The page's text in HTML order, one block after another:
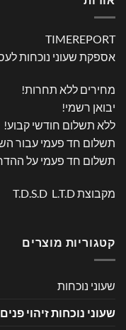
TIMEREPORT
אספקת שעוני נוכחות
מחירים ללא תחרות!
יבואן רשמי!
ללא תשלום חודשי קבוע!
תשלום חד פעמי עבור
תשלום חד פעמי על
מקבוצת T.D.S.D L.T.D
קטגוריות מוצרים
שעוני נוכחות
שעוני נוכחות זיהוי פנים